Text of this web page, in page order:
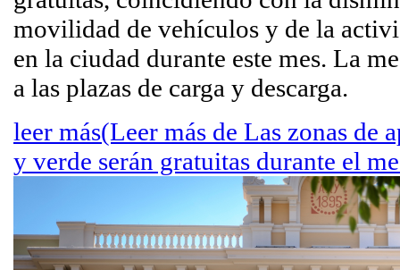
movilidad de vehículos y de la
en la ciudad durante este mes. La
a las plazas de carga y descarga.
leer más(Leer más de Las zonas de
y verde serán gratuitas durante el